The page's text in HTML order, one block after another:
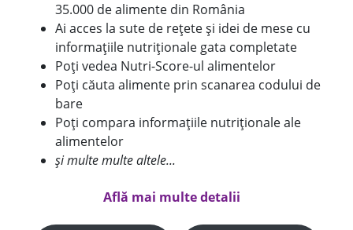
35.000 de alimente din România
Ai acces la sute de rețete și idei de mese cu
informațiile nutriționale gata completate
Poți vedea Nutri-Score-ul alimentelor
Poți căuta alimente prin scanarea codului de
bare
Poți compara informațiile nutriționale ale
alimentelor
și multe multe altele...
Află mai multe detalii